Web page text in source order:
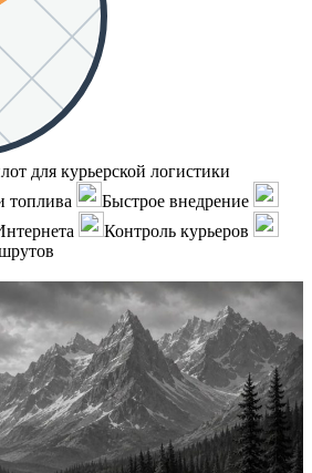
для курьерской логистики
топлива
Быстрое внедрение
Контроль курьеров